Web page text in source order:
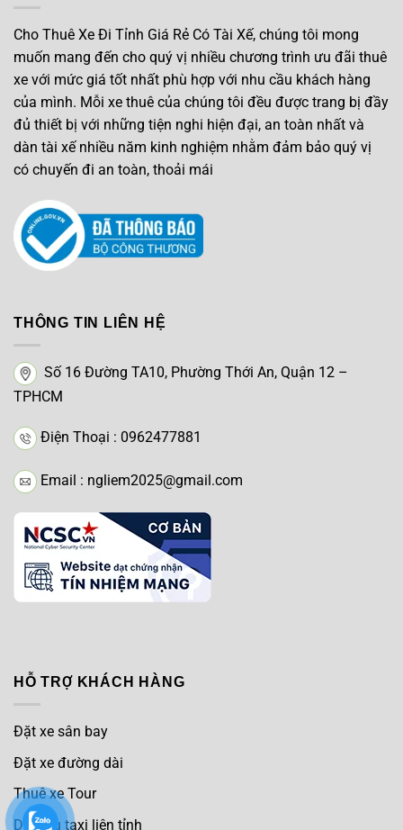
Cho Thuê Xe Đi Tỉnh Giá Rẻ Có Tài Xế, chúng tôi mong
muốn mang đến cho quý vị nhiều chương trình ưu đãi thuê
xe với mức giá tốt nhất phù hợp với nhu cầu khách hàng
của mình. Mỗi xe thuê của chúng tôi đều được trang bị đầy
đủ thiết bị với những tiện nghi hiện đại, an toàn nhất và
dàn tài xế nhiều năm kinh nghiệm nhằm đảm bảo quý vị
có chuyến đi an toàn, thoải mái
THÔNG TIN LIÊN HỆ
Số 16 Đường TA10, Phường Thới An, Quận 12 –
TPHCM
Điện Thoại : 0962477881
Email : ngliem2025@gmail.com
HỖ TRỢ KHÁCH HÀNG
Đặt xe sân bay
Đặt xe đường dài
Thuê xe Tour
Dịch vụ taxi liên tỉnh